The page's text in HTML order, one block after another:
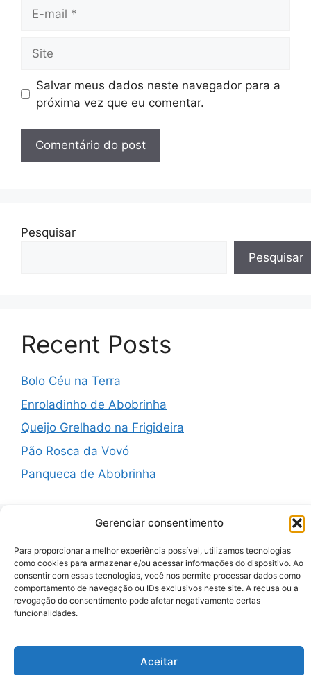
Gerenciar consentimento
Para proporcionar a melhor experiência possível, utilizamos tecnologias
como cookies para armazenar e/ou acessar informações do dispositivo. Ao
consentir com essas tecnologias, você nos permite processar dados como
comportamento de navegação ou IDs exclusivos neste site. A recusa ou a
revogação do consentimento pode afetar negativamente certas
funcionalidades.
Aceitar
mail
Salvar meus dados neste navegador para a
próxima vez que eu comentar.
Pesquisar
Pesquisar
Recent Posts
Bolo Céu na Terra
Enroladinho de Abobrinha
Queijo Grelhado na Frigideira
Pão Rosca da Vovó
Panqueca de Abobrinha
Recent Comments
A WordPress CommenteremHello world!
© 2026 Zenauraf Receitas • Built with